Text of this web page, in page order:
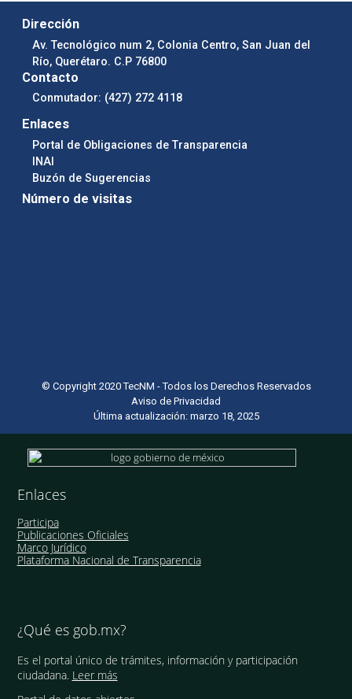
Dirección
Av. Tecnológico num 2, Colonia Centro, San Juan del
Río, Querétaro. C.P 76800
Contacto
Conmutador: (427) 272 4118
Enlaces
Portal de Obligaciones de Transparencia
INAI
Buzón de Sugerencias
Número de visitas
© Copyright 2020 TecNM - Todos los Derechos Reservados
Aviso de Privacidad
Última actualización: marzo 18, 2025
Enlaces
Participa
Publicaciones Oficiales
Marco Jurídico
Plataforma Nacional de Transparencia
¿Qué es gob.mx?
Es el portal único de trámites, información y participación
ciudadana. Leer más